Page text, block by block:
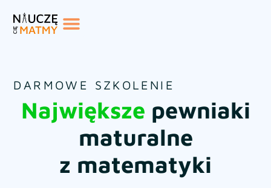
DARMOWE SZKOLENIE
Największe pewniaki
maturalne
z matematyki